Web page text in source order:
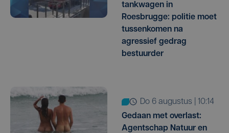
tankwagen in
Roesbrugge: politie moet
tussenkomen na
agressief gedrag
bestuurder
do 6 augustus | 10:14
Gedaan met overlast:
Agentschap Natuur en